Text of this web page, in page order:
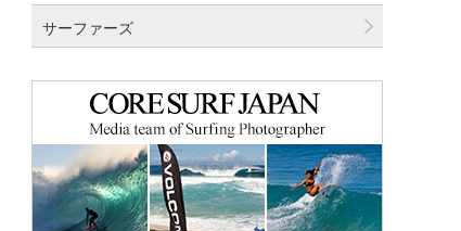
四国
沖縄
サーファーズ